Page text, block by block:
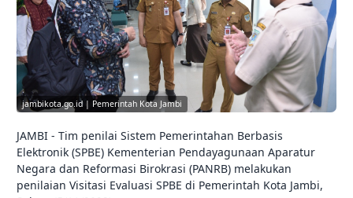
jambikota.go.id | Pemerintah Kota Jambi
JAMBI - Tim penilai Sistem Pemerintahan Berbasis
Elektronik (SPBE) Kementerian Pendayagunaan Aparatur
Negara dan Reformasi Birokrasi (PANRB) melakukan
penilaian Visitasi Evaluasi SPBE di Pemerintah Kota Jambi,